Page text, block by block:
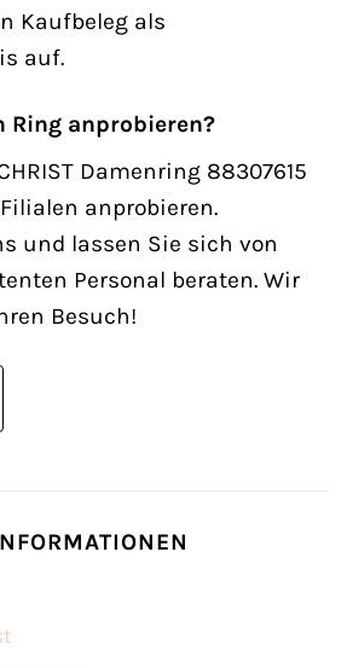
Kaufbeleg als
auf.
Ring anprobieren?
Damenring 88307615
anprobieren.
und lassen Sie sich von
Personal beraten. Wir
Besuch!